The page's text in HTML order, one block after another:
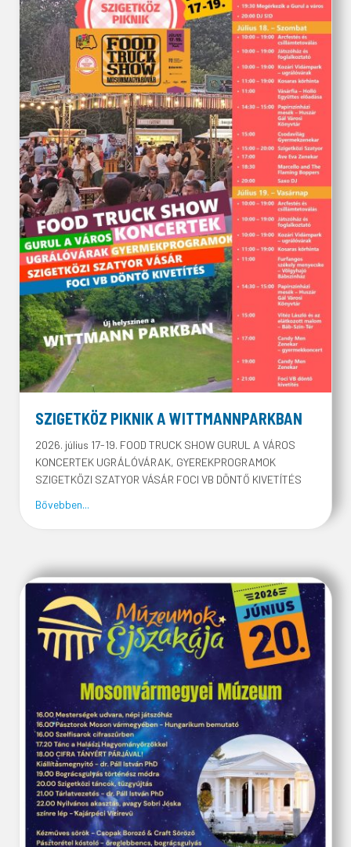
SZIGETKÖZ PIKNIK A WITTMANNPARKBAN
2026. július 17-19. FOOD TRUCK SHOW GURUL A VÁROS
KONCERTEK UGRÁLÓVÁRAK, GYEREKPROGRAMOK
SZIGETKÖZI SZATYOR VÁSÁR FOCI VB DÖNTŐ KIVETÍTÉS
Bővebben...